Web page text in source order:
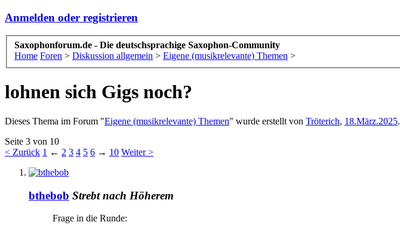
Anmelden oder registrieren
Saxophonforum.de - Die deutschsprachige Saxophon-Community
Home Foren > Diskussion allgemein > Eigene (musikrelevante) Themen >
lohnen sich Gigs noch?
Dieses Thema im Forum "Eigene (musikrelevante) Themen" wurde erstellt von Tröterich, 18.März.2025.
Seite 3 von 10
< Zurück 1 ← 2 3 4 5 6 → 10 Weiter >
bthebob Strebt nach Höherem
Frage in die Runde: